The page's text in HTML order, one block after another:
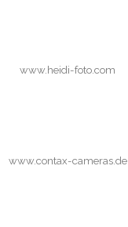
www.heidi-foto.com
www.contax-cameras.de